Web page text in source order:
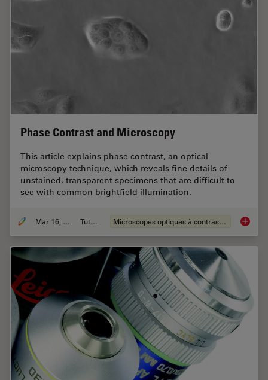
Phase Contrast and Microscopy
This article explains phase contrast, an optical
microscopy technique, which reveals fine details of
unstained, transparent specimens that are difficult to
see with common brightfield illumination.
Mar 16, 2023 Tutoriel Microscopes optiques à contraste de phase Phase